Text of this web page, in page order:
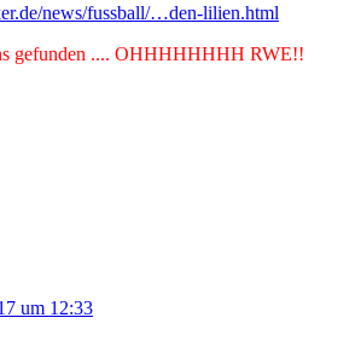
news/fussball/…den-lilien.html
gefunden .... OHHHHHHHH RWE!!
um 12:33